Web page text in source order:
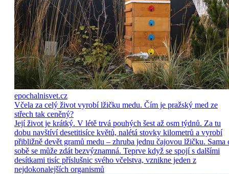
epochalnisvet.cz
Včela za celý život vyrobí lžičku medu. Čím je pražský med ze
střech tak ceněný?
Její život je krátký. V létě trvá pouhých šest až osm týdnů. Za tu
dobu navštíví desetitisíce květů, nalétá stovky kilometrů a vyrobí
přibližně devět gramů medu – zhruba jednu čajovou lžičku. Sama
sobě se může zdát bezvýznamná. Teprve když se spojí s dalšími
desítkami tisíc příslušnic svého včelstva, vznikne jeden z
nejdokonalejších organismů